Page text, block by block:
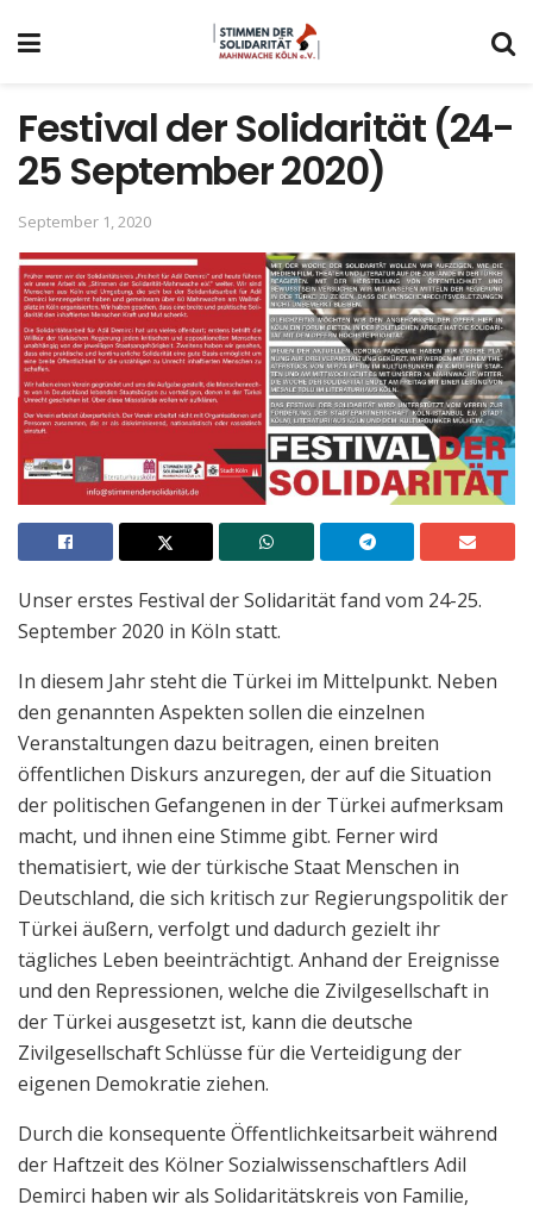
Festival der Solidarität (24-
25 September 2020)
September 1, 2020
Unser erstes Festival der Solidarität fand vom 24-25.
September 2020 in Köln statt.
In diesem Jahr steht die Türkei im Mittelpunkt. Neben
den genannten Aspekten sollen die einzelnen
Veranstaltungen dazu beitragen, einen breiten
öffentlichen Diskurs anzuregen, der auf die Situation
der politischen Gefangenen in der Türkei aufmerksam
macht, und ihnen eine Stimme gibt. Ferner wird
thematisiert, wie der türkische Staat Menschen in
Deutschland, die sich kritisch zur Regierungspolitik der
Türkei äußern, verfolgt und dadurch gezielt ihr
tägliches Leben beeinträchtigt. Anhand der Ereignisse
und den Repressionen, welche die Zivilgesellschaft in
der Türkei ausgesetzt ist, kann die deutsche
Zivilgesellschaft Schlüsse für die Verteidigung der
eigenen Demokratie ziehen.
Durch die konsequente Öffentlichkeitsarbeit während
der Haftzeit des Kölner Sozialwissenschaftlers Adil
Demirci haben wir als Solidaritätskreis von Familie,